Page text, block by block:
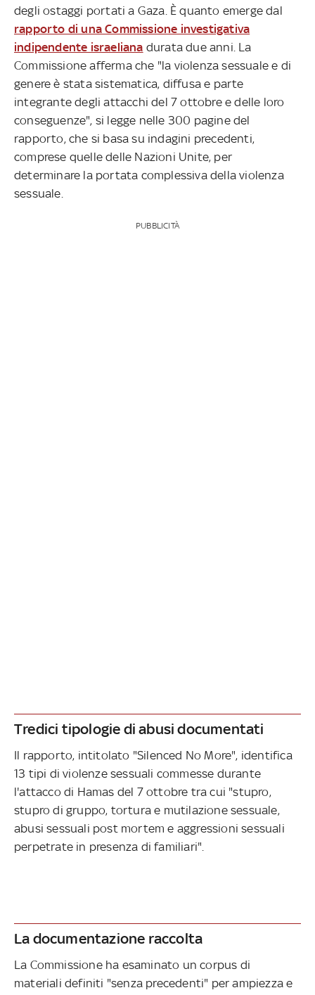
degli ostaggi portati a Gaza. È quanto emerge dal
rapporto di una Commissione investigativa
indipendente israeliana durata due anni. La
Commissione afferma che "la violenza sessuale e di
genere è stata sistematica, diffusa e parte
integrante degli attacchi del 7 ottobre e delle loro
conseguenze", si legge nelle 300 pagine del
rapporto, che si basa su indagini precedenti,
comprese quelle delle Nazioni Unite, per
determinare la portata complessiva della violenza
sessuale.
PUBBLICITÀ
Tredici tipologie di abusi documentati
Il rapporto, intitolato "Silenced No More", identifica
13 tipi di violenze sessuali commesse durante
l'attacco di Hamas del 7 ottobre tra cui "stupro,
stupro di gruppo, tortura e mutilazione sessuale,
abusi sessuali post mortem e aggressioni sessuali
perpetrate in presenza di familiari".
La documentazione raccolta
La Commissione ha esaminato un corpus di
materiali definiti "senza precedenti" per ampiezza e